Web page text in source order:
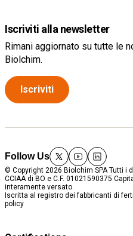
Iscriviti alla newsletter
Rimani aggiornato su tutte le
Biolchim.
Iscriviti
Follow Us
twitteryoutube
linkedin
© Copyright 2026 Biolchim SPA Tutti i
CCIAA di BO e C.F. 01021590375
interamente versato.
Iscritta al registro dei fabbricanti di
policy